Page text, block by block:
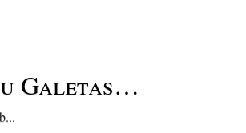
Galetas…